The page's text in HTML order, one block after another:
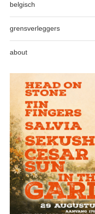
belgisch
grensverleggers
about